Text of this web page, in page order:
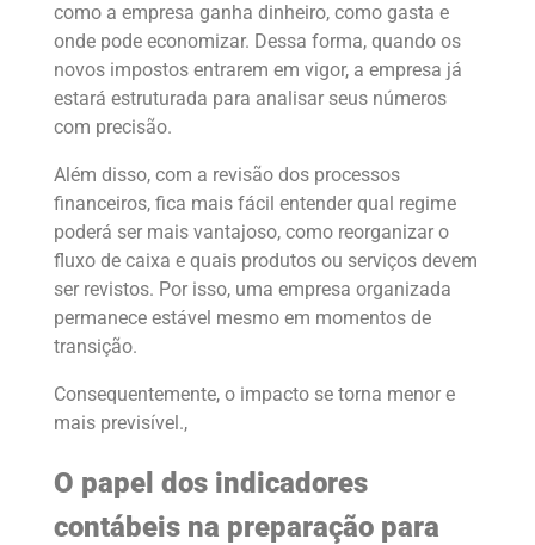
como a empresa ganha dinheiro, como gasta e
onde pode economizar. Dessa forma, quando os
novos impostos entrarem em vigor, a empresa já
estará estruturada para analisar seus números
com precisão.
Além disso, com a revisão dos processos
financeiros, fica mais fácil entender qual regime
poderá ser mais vantajoso, como reorganizar o
fluxo de caixa e quais produtos ou serviços devem
ser revistos. Por isso, uma empresa organizada
permanece estável mesmo em momentos de
transição.
Consequentemente, o impacto se torna menor e
mais previsível.,
O papel dos indicadores
contábeis na preparação para